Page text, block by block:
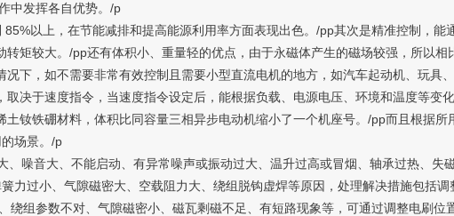
中发挥各自优势。/p
以上，在节能减排和提高能源利用率方面表现出色。/pp其次是精准控制，能
矩较大。/pp还有体积小、重量轻的优点，由于永磁体产生的磁场较强，所以
下，如不需要非常有效控制且需要小型直流电机的地方，如汽车起动机、玩具
决于速度指令，当速度指令设定后，能根据负载、电源电压、环境和温度等变
钕铁硼材料，体积比同容量三相异步电动机缩小了一个机座号。/pp而且根据所
场景。/p
音大、不能启动、有异常噪声或振动过大、温升过高或冒烟、轴承过热、失
过小、气隙磁密大、空载阻力大、绕组脱钩虚焊等原因，处理解决措施包括调
组参数不对、气隙磁密小、磁瓦剩磁不足、有短路现象等，可通过调整电刷位